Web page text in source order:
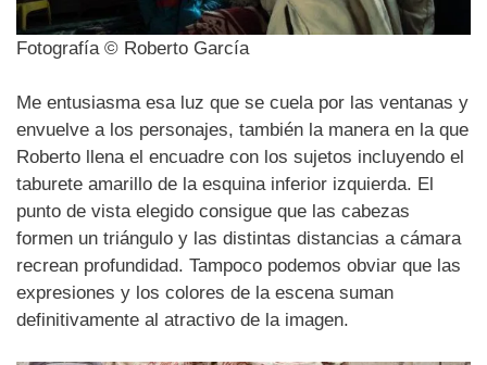
Fotografía © Roberto García
Me entusiasma esa luz que se cuela por las ventanas y
envuelve a los personajes, también la manera en la que
Roberto llena el encuadre con los sujetos incluyendo el
taburete amarillo de la esquina inferior izquierda. El
punto de vista elegido consigue que las cabezas
formen un triángulo y las distintas distancias a cámara
recrean profundidad. Tampoco podemos obviar que las
expresiones y los colores de la escena suman
definitivamente al atractivo de la imagen.